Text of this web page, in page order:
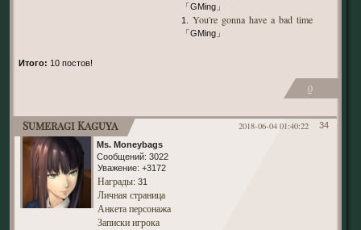
「GMing」
1. You're gonna have a bad time
「GMing」
Итого: 10 постов!
0
34
2018-06-04 01:40:22
Sumeragi Kaguya
Ms. Moneybags
Сообщений: 3022
Уважение: +3172
Награды: 31
Личная страница
Анкета персонажа
Записки игрока